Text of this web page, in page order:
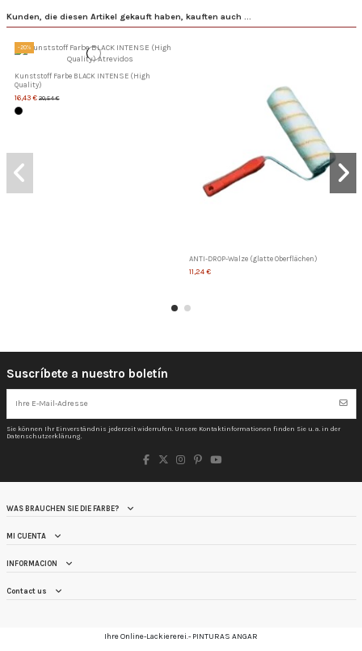
Kunden, die diesen Artikel gekauft haben, kauften auch ...
-20%
Kunststoff Farbe BLACK INTENSE (High
Quality)
16,43 € 20,54 €
ANTI-DROP-Walze (glatte Oberflächen)
11,24 €
Suscríbete a nuestro boletín
Sie können Ihr Einverständnis jederzeit widerrufen. Unsere Kontaktinformationen finden Sie u. a. in der
Datenschutzerklärung.
WAS BRAUCHEN SIE DIE FARBE?
MI CUENTA
INFORMACION
Contact us
Ihre Online-Lackiererei.- PINTURAS ANGAR